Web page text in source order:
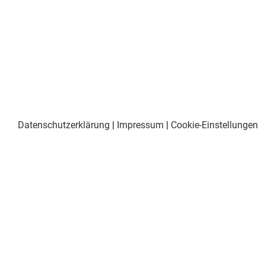
Datenschutzerklärung | Impressum | Cookie-Einstellungen